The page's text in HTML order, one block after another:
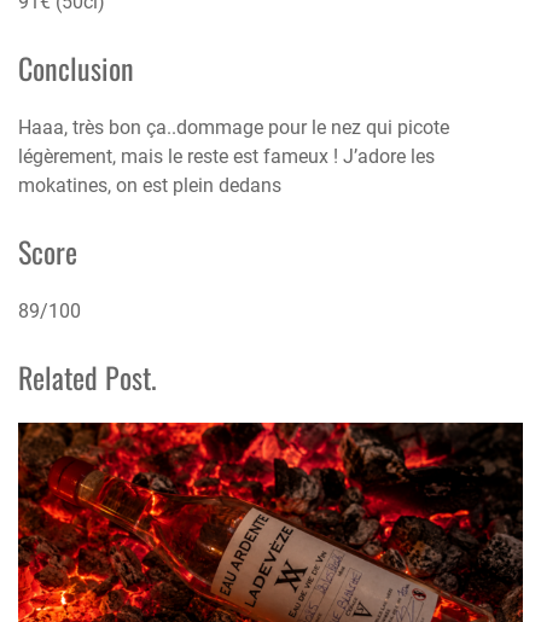
Conclusion
Haaa, très bon ça..dommage pour le nez qui picote
légèrement, mais le reste est fameux ! J’adore les
mokatines, on est plein dedans
Score
89/100
Related Post.